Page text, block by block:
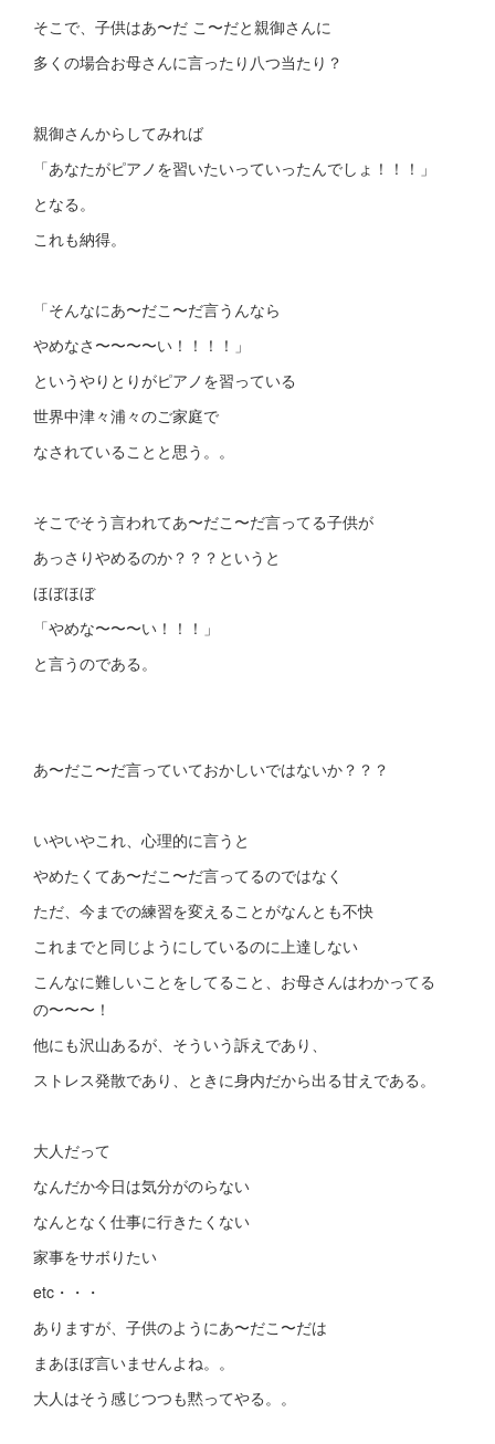
そこで、子供はあ〜だ こ〜だと親御さんに
多くの場合お母さんに言ったり八つ当たり？
親御さんからしてみれば
「あなたがピアノを習いたいっていったんでしょ！！！」
となる。
これも納得。
「そんなにあ〜だこ〜だ言うんなら
やめなさ〜〜〜〜い！！！！」
というやりとりがピアノを習っている
世界中津々浦々のご家庭で
なされていることと思う。。
そこでそう言われてあ〜だこ〜だ言ってる子供が
あっさりやめるのか？？？というと
ほぼほぼ
「やめな〜〜〜い！！！」
と言うのである。
あ〜だこ〜だ言っていておかしいではないか？？？
いやいやこれ、心理的に言うと
やめたくてあ〜だこ〜だ言ってるのではなく
ただ、今までの練習を変えることがなんとも不快
これまでと同じようにしているのに上達しない
こんなに難しいことをしてること、お母さんはわかってる
の〜〜〜！
他にも沢山あるが、そういう訴えであり、
ストレス発散であり、ときに身内だから出る甘えである。
大人だって
なんだか今日は気分がのらない
なんとなく仕事に行きたくない
家事をサボりたい
etc・・・
ありますが、子供のようにあ〜だこ〜だは
まあほぼ言いませんよね。。
大人はそう感じつつも黙ってやる。。